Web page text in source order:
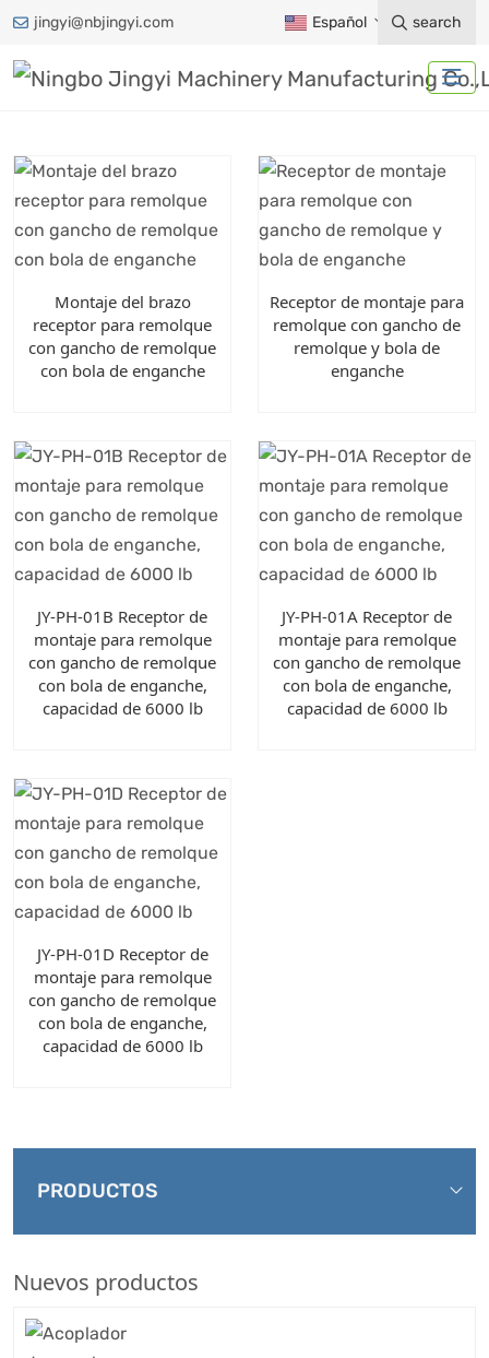
jingyi@nbjingyi.com Español search
Montaje del brazo
receptor para remolque
con gancho de remolque
con bola de enganche
Receptor de montaje para
remolque con gancho de
remolque y bola de
enganche
JY-PH-01B Receptor de
montaje para remolque
con gancho de remolque
con bola de enganche,
capacidad de 6000 lb
JY-PH-01A Receptor de
montaje para remolque
con gancho de remolque
con bola de enganche,
capacidad de 6000 lb
JY-PH-01D Receptor de
montaje para remolque
con gancho de remolque
con bola de enganche,
capacidad de 6000 lb
PRODUCTOS
Nuevos productos